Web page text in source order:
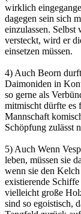
wirklich
dagegen sein sich
einzulassen. Selbst
versteckt, wird er
einsetzen müssen.
4) Auch Beorn
Daimoniden in
so gerne als
mitmischt dürfte es
Mannschaft
Schöpfung zulässt
5) Auch Wenn
leben, müssen sie
wenn sie den Kelch
existierende
vielleicht große
sind so egoistisch,